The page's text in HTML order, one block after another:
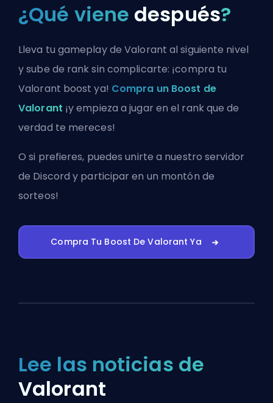
¿Qué viene después?
Lleva tu gameplay de Valorant al siguiente nivel
y sube de rank sin complicarte: ¡compra tu
Valorant boost ya! Compra un Boost de
Valorant ¡y empieza a jugar en el rank que de
verdad te mereces!
O si prefieres, puedesunirte a nuestro servidor
de Discord y participar en un montón de
sorteos!
Compra Tu Boost De Valorant Ya
Lee las noticias de
Valorant